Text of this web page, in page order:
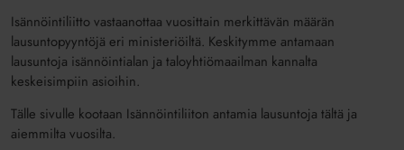
Isännöintiliitto vastaanottaa vuosittain merkittävän määrän
lausuntopyyntöjä eri ministeriöiltä. Keskitymme antamaan
lausuntoja isännöintialan ja taloyhtiömaailman kannalta
keskeisimpiin asioihin.
Tälle sivulle kootaan Isännöintiliiton antamia lausuntoja tältä ja
aiemmilta vuosilta.